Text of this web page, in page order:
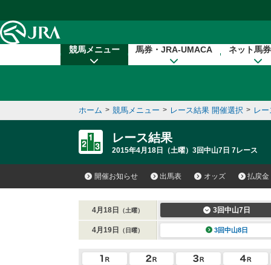
競馬メニュー 馬券・JRA-UMACA ネット馬
ホーム > 競馬メニュー > レース結果 開催選択 > レ
レース結果
2015年4月18日（土曜）3回中山7日 7レース
開催お知らせ 出馬表 オッズ 払戻金
4月18日 （土曜） 3回中山7日
4月19日 （日曜） 3回中山8日